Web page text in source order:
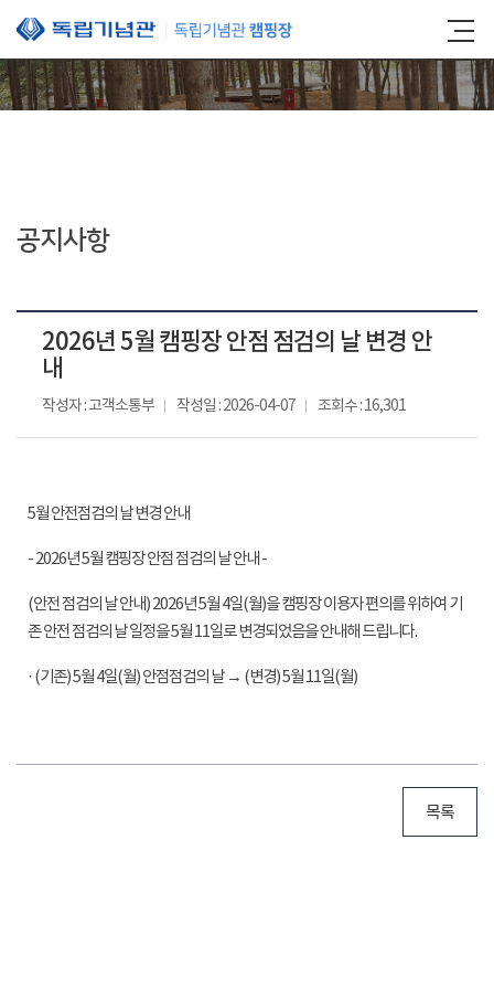
본문 바로가기
공지사항
2026년 5월 캠핑장 안점 점검의 날 변경 안
내
작성자 : 고객소통부 작성일 : 2026-04-07 조회수 : 16,301
5월 안전점검의 날 변경 안내
- 2026년 5월 캠핑장 안점 점검의 날 안내 -
(안전 점검의 날 안내) 2026년 5월 4일(월)을 캠핑장 이용자 편의를 위하여 기
존 안전 점검의 날 일정을 5월 11일로 변경되었음을 안내해 드립니다.
· (기존) 5월 4일(월) 안점점검의 날 → (변경) 5월 11일(월)
목록